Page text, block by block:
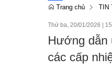
Trang chủ TIN
Thứ ba, 20/01/2026 |
Hướng dẫn
các cấp